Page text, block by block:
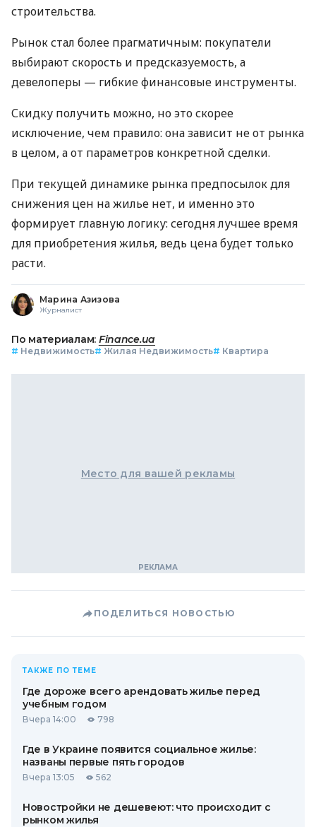
строительства.
Рынок стал более прагматичным: покупатели
выбирают скорость и предсказуемость, а
девелоперы — гибкие финансовые инструменты.
Скидку получить можно, но это скорее
исключение, чем правило: она зависит не от рынка
в целом, а от параметров конкретной сделки.
При текущей динамике рынка предпосылок для
снижения цен на жилье нет, и именно это
формирует главную логику: сегодня лучшее время
для приобретения жилья, ведь цена будет только
расти.
Марина Азизова
Журналист
По материалам: Finance.ua
# Недвижимость# Жилая Недвижимость# Квартира
Место для вашей рекламы
ПОДЕЛИТЬСЯ НОВОСТЬЮ
ТАКЖЕ ПО ТЕМЕ
Где дороже всего арендовать жилье перед
учебным годом
Вчера 14:00 798
Где в Украине появится социальное жилье:
названы первые пять городов
Вчера 13:05 562
Новостройки не дешевеют: что происходит с
рынком жилья